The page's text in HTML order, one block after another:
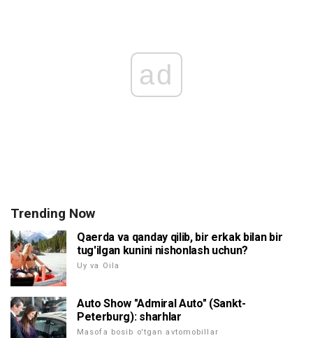
ad
Trending Now
Qaerda va qanday qilib, bir erkak bilan bir
tug'ilgan kunini nishonlash uchun?
Uy va Oila
Auto Show "Admiral Auto" (Sankt-
Peterburg): sharhlar
Masofa bosib o'tgan avtomobillar